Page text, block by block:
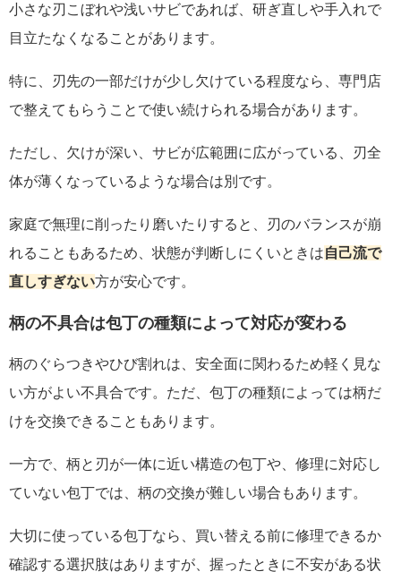
小さな刃こぼれや浅いサビであれば、研ぎ直しや手入れで
目立たなくなることがあります。
特に、刃先の一部だけが少し欠けている程度なら、専門店
で整えてもらうことで使い続けられる場合があります。
ただし、欠けが深い、サビが広範囲に広がっている、刃全
体が薄くなっているような場合は別です。
家庭で無理に削ったり磨いたりすると、刃のバランスが崩
れることもあるため、状態が判断しにくいときは自己流で
直しすぎない方が安心です。
柄の不具合は包丁の種類によって対応が変わる
柄のぐらつきやひび割れは、安全面に関わるため軽く見な
い方がよい不具合です。ただ、包丁の種類によっては柄だ
けを交換できることもあります。
一方で、柄と刃が一体に近い構造の包丁や、修理に対応し
ていない包丁では、柄の交換が難しい場合もあります。
大切に使っている包丁なら、買い替える前に修理できるか
確認する選択肢はありますが、握ったときに不安がある状